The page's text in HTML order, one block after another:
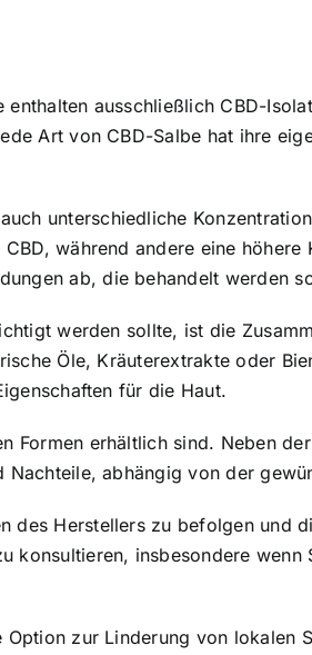
ausschließlich CBD-
Art von CBD-Salbe hat ihre
unterschiedliche
während andere eine
ab, die behandelt werden
werden sollte, ist die
Öle, Kräuterextrakte oder
für die Haut.
Formen erhältlich sind. Neben
abhängig von der
Herstellers zu befolgen und
insbesondere
zur Linderung von lokalen